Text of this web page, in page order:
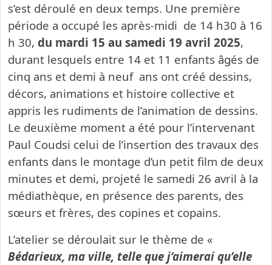
s’est déroulé en deux temps. Une première
période a occupé les après-midi de 14 h30 à 16
h 30, du mardi 15 au samedi 19 avril 2025,
durant lesquels entre 14 et 11 enfants âgés de
cinq ans et demi à neuf ans ont créé dessins,
décors, animations et histoire collective et
appris les rudiments de l’animation de dessins.
Le deuxième moment a été pour l’intervenant
Paul Coudsi celui de l’insertion des travaux des
enfants dans le montage d’un petit film de deux
minutes et demi, projeté le samedi 26 avril à la
médiathèque, en présence des parents, des
sœurs et frères, des copines et copains.
L’atelier se déroulait sur le thème de «
Bédarieux, ma ville, telle que j’aimerai qu’elle